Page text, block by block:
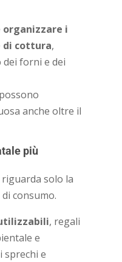
organizzare i
di cottura,
forni e dei
anche oltre il
più
solo la
consumo.
, regali
e
sprechi e